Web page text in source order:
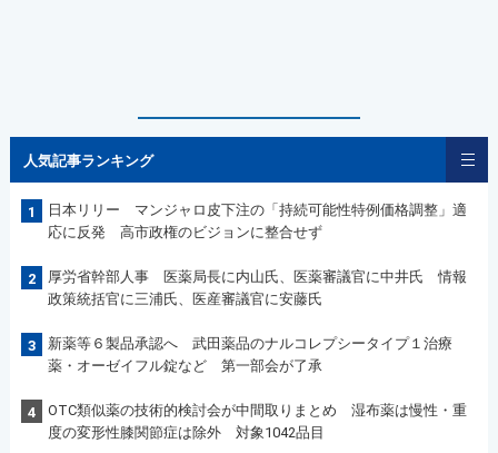
人気記事ランキング
1
日本リリー マンジャロ皮下注の「持続可能性特例価格調整」適
応に反発 高市政権のビジョンに整合せず
2
厚労省幹部人事 医薬局長に内山氏、医薬審議官に中井氏 情報
政策統括官に三浦氏、医産審議官に安藤氏
3
新薬等６製品承認へ 武田薬品のナルコレプシータイプ１治療
薬・オーゼイフル錠など 第一部会が了承
4
OTC類似薬の技術的検討会が中間取りまとめ 湿布薬は慢性・重
度の変形性膝関節症は除外 対象1042品目